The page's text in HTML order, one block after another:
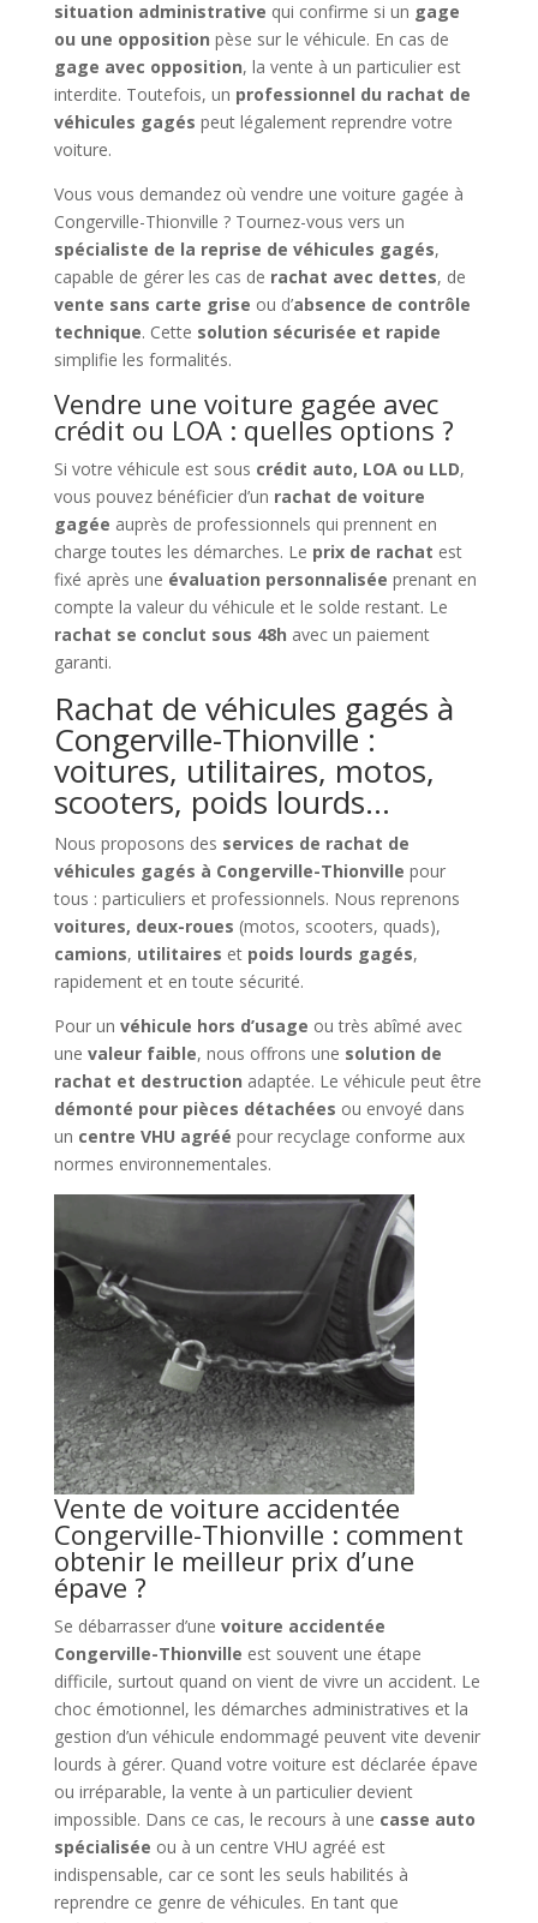
situation administrative qui confirme si un gage
ou une opposition pèse sur le véhicule. En cas de
gage avec opposition, la vente à un particulier est
interdite. Toutefois, un professionnel du rachat de
véhicules gagés peut légalement reprendre votre
voiture.
Vous vous demandez où vendre une voiture gagée à
Congerville-Thionville ? Tournez-vous vers un
spécialiste de la reprise de véhicules gagés,
capable de gérer les cas de rachat avec dettes, de
vente sans carte grise ou d’absence de contrôle
technique. Cette solution sécurisée et rapide
simplifie les formalités.
Vendre une voiture gagée avec
crédit ou LOA : quelles options ?
Si votre véhicule est sous crédit auto, LOA ou LLD,
vous pouvez bénéficier d’un rachat de voiture
gagée auprès de professionnels qui prennent en
charge toutes les démarches. Le prix de rachat est
fixé après une évaluation personnalisée prenant en
compte la valeur du véhicule et le solde restant. Le
rachat se conclut sous 48h avec un paiement
garanti.
Rachat de véhicules gagés à
Congerville-Thionville :
voitures, utilitaires, motos,
scooters, poids lourds…
Nous proposons des services de rachat de
véhicules gagés à Congerville-Thionville pour
tous : particuliers et professionnels. Nous reprenons
voitures, deux-roues (motos, scooters, quads),
camions, utilitaires et poids lourds gagés,
rapidement et en toute sécurité.
Pour un véhicule hors d’usage ou très abîmé avec
une valeur faible, nous offrons une solution de
rachat et destruction adaptée. Le véhicule peut être
démonté pour pièces détachées ou envoyé dans
un centre VHU agréé pour recyclage conforme aux
normes environnementales.
Vente de voiture accidentée
Congerville-Thionville : comment
obtenir le meilleur prix d’une
épave ?
Se débarrasser d’une voiture accidentée
Congerville-Thionville est souvent une étape
difficile, surtout quand on vient de vivre un accident. Le
choc émotionnel, les démarches administratives et la
gestion d’un véhicule endommagé peuvent vite devenir
lourds à gérer. Quand votre voiture est déclarée épave
ou irréparable, la vente à un particulier devient
impossible. Dans ce cas, le recours à une casse auto
spécialisée ou à un centre VHU agréé est
indispensable, car ce sont les seuls habilités à
reprendre ce genre de véhicules. En tant que